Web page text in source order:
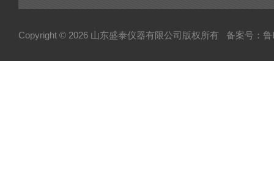
Copyright © 2026 山东盛泰仪器有限公司版权所有 备案号：